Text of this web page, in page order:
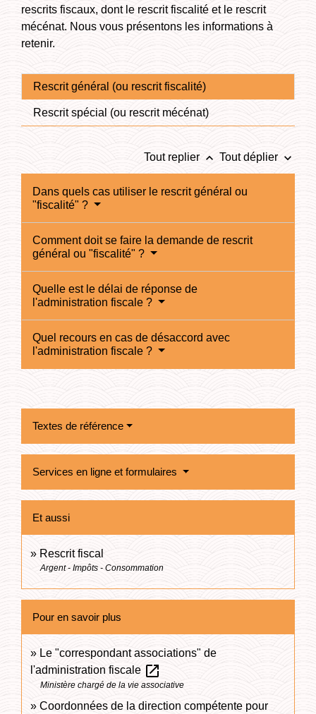
rescrits fiscaux, dont le rescrit fiscalité et le rescrit
mécénat. Nous vous présentons les informations à
retenir.
Rescrit général (ou rescrit fiscalité)
Rescrit spécial (ou rescrit mécénat)
Tout replier keyboard_arrow_up Tout déplier keyboard_arrow_down
Dans quels cas utiliser le rescrit général ou
"fiscalité" ?
Comment doit se faire la demande de rescrit
général ou "fiscalité" ?
Quelle est le délai de réponse de
l'administration fiscale ?
Quel recours en cas de désaccord avec
l'administration fiscale ?
Textes de référence
Services en ligne et formulaires
Et aussi
Rescrit fiscal
Argent - Impôts - Consommation
Pour en savoir plus
Le "correspondant associations" de
l'administration fiscale open_in_new
Ministère chargé de la vie associative
Coordonnées de la direction compétente pour